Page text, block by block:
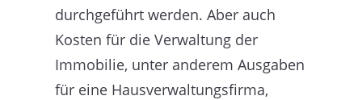
durchgeführt werden. Aber auch
Kosten für die Verwaltung der
Immobilie, unter anderem Ausgaben
für eine Hausverwaltungsfirma,